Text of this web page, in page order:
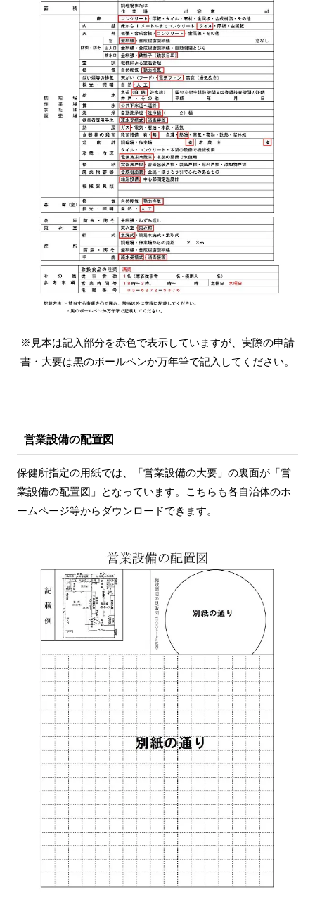
※見本は記入部分を赤色で表示していますが、実際の申請
書・大要は黒のボールペンか万年筆で記入してください。
営業設備の配置図
保健所指定の用紙では、「営業設備の大要」の裏面が「営
業設備の配置図」となっています。こちらも各自治体のホ
ームページ等からダウンロードできます。